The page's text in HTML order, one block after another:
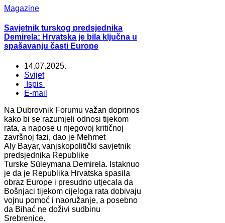
Magazine
Savjetnik turskog predsjednika
Demirela: Hrvatska je bila ključna u
spašavanju časti Europe
14.07.2025.
Svijet
Ispis
E-mail
Na Dubrovnik Forumu važan doprinos
kako bi se razumjeli odnosi tijekom
rata, a napose u njegovoj kritičnoj
završnoj fazi, dao je Mehmet
Aly Bayar, vanjskopolitički savjetnik
predsjednika Republike
Turske Süleymana Demirela. Istaknuo
je da je Republika Hrvatska spasila
obraz Europe i presudno utjecala da
Bošnjaci tijekom cijeloga rata dobivaju
vojnu pomoć i naoružanje, a posebno
da Bihać ne doživi sudbinu
Srebrenice.